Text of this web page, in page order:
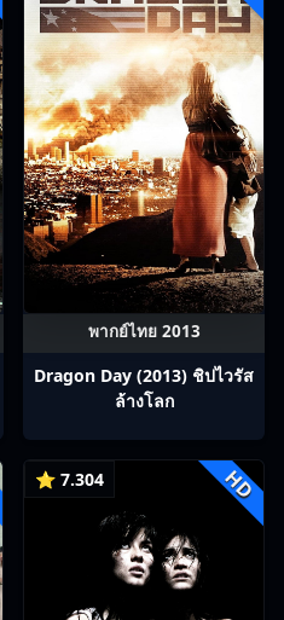
พากย์ไทย 2013
Dragon Day (2013) ชิปไวรัส
ล้างโลก
⭐ 7.304 HD